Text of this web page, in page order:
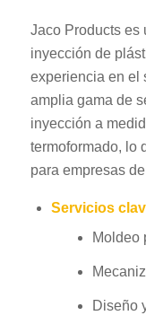
Jaco Products es
inyección de
experiencia en el
amplia gama de
inyección a
termoformado, lo
para empresas
Servicios
Moldeo
Diseño